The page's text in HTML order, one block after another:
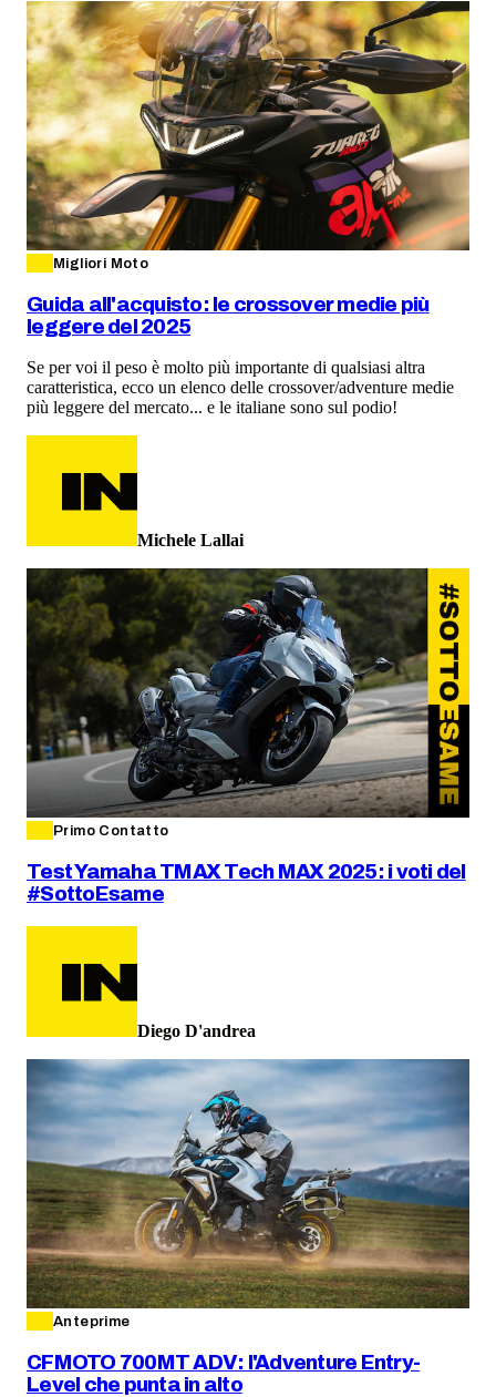
Migliori Moto
Guida all'acquisto: le crossover medie più
leggere del 2025
Se per voi il peso è molto più importante di qualsiasi altra
caratteristica, ecco un elenco delle crossover/adventure medie
più leggere del mercato... e le italiane sono sul podio!
Michele Lallai
Primo Contatto
Test Yamaha TMAX Tech MAX 2025: i voti del
#SottoEsame
Diego D'andrea
Anteprime
CFMOTO 700MT ADV: l'Adventure Entry-
Level che punta in alto